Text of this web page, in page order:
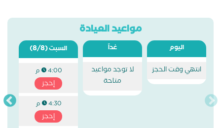
مواعيد العيادة
اليوم
انتهي وقت الحجز
غداً
لا توجد مواعيد
متاحة
السبت(8/8)
4:00 م
إحجز
4:30 م
إحجز